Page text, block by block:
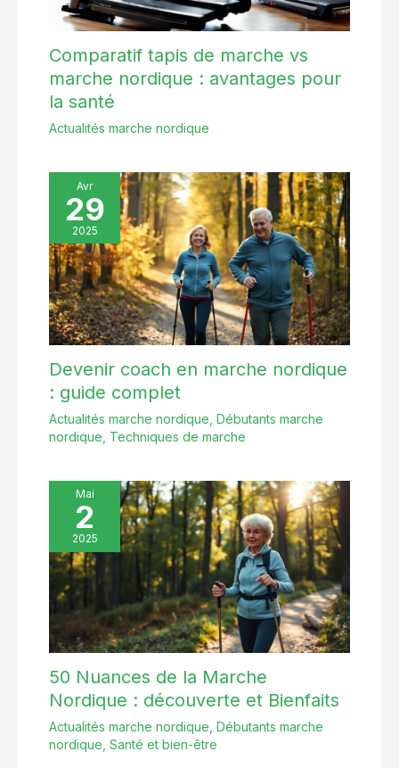
Comparatif tapis de marche vs
marche nordique : avantages pour
la santé
Actualités marche nordique
Avr
29
2025
Devenir coach en marche nordique
: guide complet
Actualités marche nordique Débutants marche
nordique Techniques de marche
Mai
2
2025
50 Nuances de la Marche
Nordique : découverte et Bienfaits
Actualités marche nordique Débutants marche
nordique Santé et bien-être